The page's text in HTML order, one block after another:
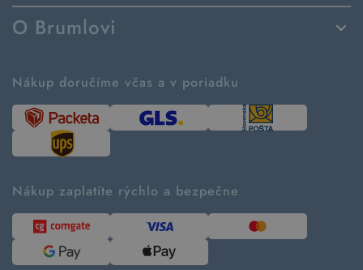
Spôsoby dodania a platby
Vrátenie tovaru a reklamácia
Návod ako nakupovať
Tabuľka veľkostí
Predávané značky
Kontakt
O Brumlovi
Ako tvoríme second hand
Časté otázky
Kde pomáhame
Udržateľnosť
Blog
Pre médiá
Nákup doručíme včas a v poriadku
Nákup zaplatíte rýchlo a bezpečne